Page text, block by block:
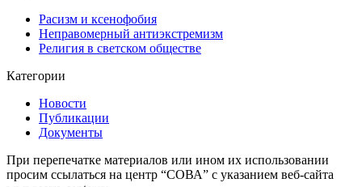
Расизм и ксенофобия
Неправомерный антиэкстремизм
Религия в светском обществе
Категории
Новости
Публикации
Документы
При перепечатке материалов или ином их использовании
просим ссылаться на центр “СОВА” с указанием веб-сайта